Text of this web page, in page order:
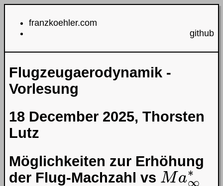
franzkoehler.com
github
Flugzeugaerodynamik -
Vorlesung
18 December 2025, Thorsten
Lutz
Möglichkeiten zur Erhöhung
der Flug-Machzahl vs
Ma∞∗